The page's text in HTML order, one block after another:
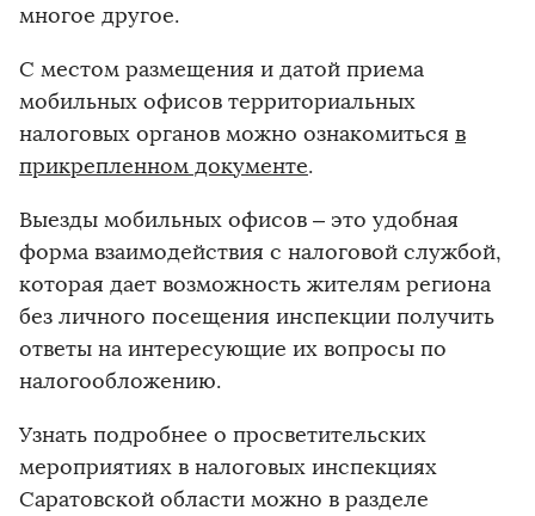
многое другое.
С местом размещения и датой приема
мобильных офисов территориальных
налоговых органов можно ознакомиться в
прикрепленном документе.
Выезды мобильных офисов – это удобная
форма взаимодействия с налоговой службой,
которая дает возможность жителям региона
без личного посещения инспекции получить
ответы на интересующие их вопросы по
налогообложению.
Узнать подробнее о просветительских
мероприятиях в налоговых инспекциях
Саратовской области можно в разделе